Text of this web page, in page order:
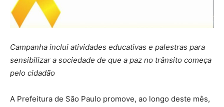
Campanha inclui atividades educativas e palestras para
sensibilizar a sociedade de que a paz no trânsito começa
pelo cidadão
A Prefeitura de São Paulo promove, ao longo deste mês,